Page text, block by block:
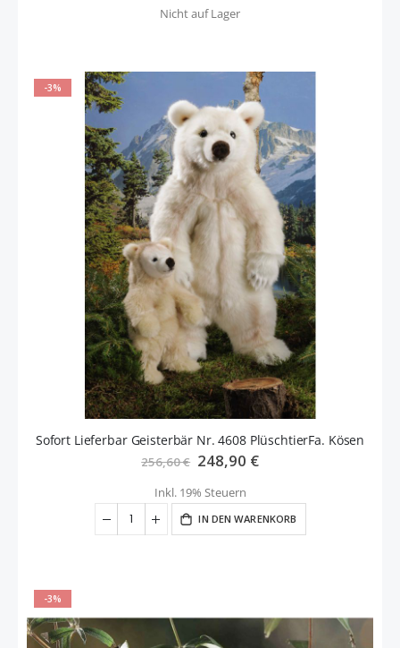
Nicht auf Lager
-3%
Sofort Lieferbar Geisterbär Nr. 4608 PlüschtierFa. Kösen
256,60 € Sonderangebot
248,90 €
Inkl. 19% Steuern
IN DEN WARENKORB
-3%